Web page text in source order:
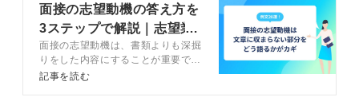
手間をかけて材料を集めれば、その会社が何を大事にし
ているか（衛生面か、コストか、メニュー開発力か）が
見えてきます。
そこに自身が共感できる点や貢献できる点が見つかれ
面接の志望動機の答え方を
3ステップで解説｜志望業
界別の例文20選
面接の志望動機は、書類よりも深掘
りをした内容にすることが重要で
す。面接で志望動機を答えるための
記事を読む